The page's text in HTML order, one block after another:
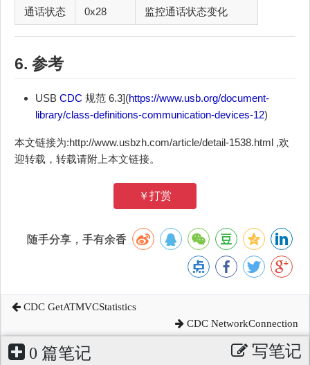
通话状态 0x28 监控通话状态变化
6. 参考
USB CDC 规范 6.3](https://www.usb.org/document-
library/class-definitions-communication-devices-12)
本文链接为:http://www.usbzh.com/article/detail-1538.html ,欢
迎转载，转载请附上本文链接。
￥打赏
随手分享，手有余香
CDC GetATMVCStatistics
CDC NetworkConnection
0 篇笔记 写笔记